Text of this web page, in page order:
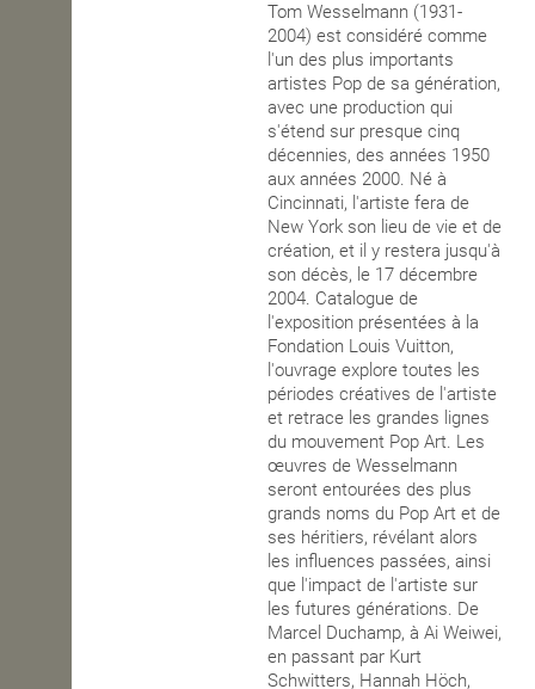
Tom Wesselmann (1931-
2004) est considéré comme
l'un des plus importants
artistes Pop de sa génération,
avec une production qui
s'étend sur presque cinq
décennies, des années 1950
aux années 2000. Né à
Cincinnati, l'artiste fera de
New York son lieu de vie et de
création, et il y restera jusqu'à
son décès, le 17 décembre
2004. Catalogue de
l'exposition présentées à la
Fondation Louis Vuitton,
l'ouvrage explore toutes les
périodes créatives de l'artiste
et retrace les grandes lignes
du mouvement Pop Art. Les
œuvres de Wesselmann
seront entourées des plus
grands noms du Pop Art et de
ses héritiers, révélant alors
les influences passées, ainsi
que l'impact de l'artiste sur
les futures générations. De
Marcel Duchamp, à Ai Weiwei,
en passant par Kurt
Schwitters, Hannah Höch,